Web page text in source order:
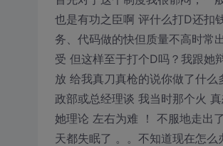
也是有功之臣啊 评什么打D还扣
务、代码做的快但质量不高时常
受 但这样至于打个D吗？我跟她
放 给我真刀真枪的说你做了什
政部或总经理谈 我当时那个火
她理论 左右为难 ！ 不服地走出
天都失眠了 。。不知道现在怎